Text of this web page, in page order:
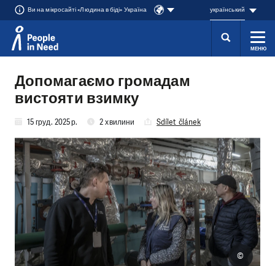
Ви на мікросайті «Людина в біді» Україна український
МЕНЮ
Допомагаємо громадам
вистояти взимку
15 груд. 2025 р. 2 хвилини Sdílet článek
©